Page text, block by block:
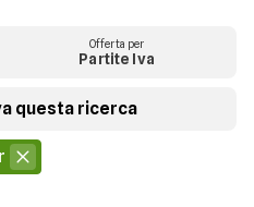
Offerta per
Partite Iva
questa ricerca